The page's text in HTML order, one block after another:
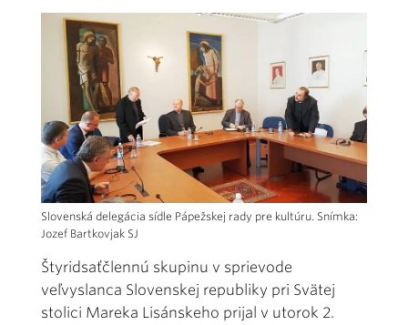
Slovenská delegácia sídle Pápežskej rady pre kultúru. Snímka:
Jozef Bartkovjak SJ
Štyridsaťčlennú skupinu v sprievode
veľvyslanca Slovenskej republiky pri Svätej
stolici Mareka Lisánskeho prijal v utorok 2.